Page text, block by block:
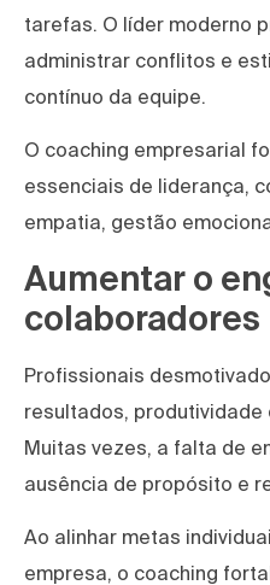
tarefas. O líder moderno
administrar conflitos e
contínuo da equipe.
O coaching empresarial
essenciais de liderança,
empatia, gestão
Aumentar o
colaboradores
Profissionais
resultados, produtividade
Muitas vezes, a falta de
ausência de propósito e
Ao alinhar metas
empresa, o coaching